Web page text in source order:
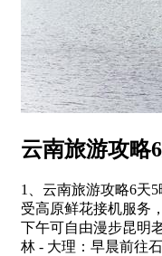
云南旅游攻略
1、云南旅游攻略6天
受高原鲜花接机服务
下午可自由漫步昆明
林 - 大理：早晨前往